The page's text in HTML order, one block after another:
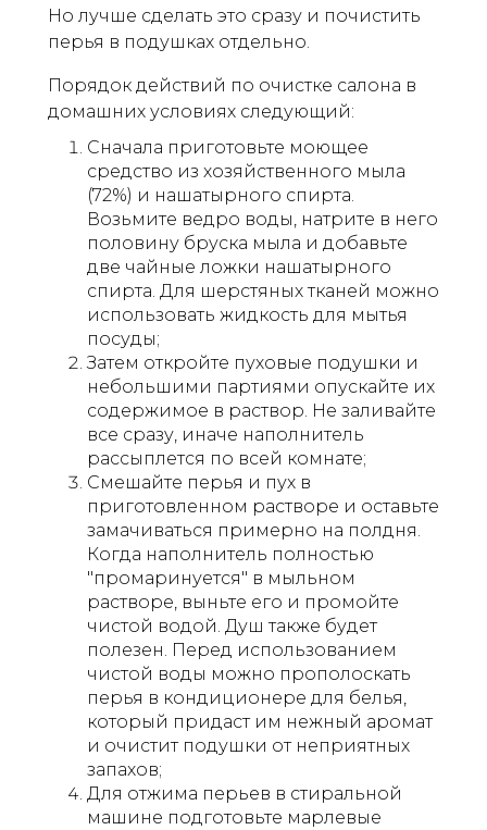
Но лучше сделать это сразу и почистить
перья в подушках отдельно.
Порядок действий по очистке салона в
домашних условиях следующий:
Сначала приготовьте моющее
средство из хозяйственного мыла
(72%) и нашатырного спирта.
Возьмите ведро воды, натрите в него
половину бруска мыла и добавьте
две чайные ложки нашатырного
спирта. Для шерстяных тканей можно
использовать жидкость для мытья
посуды;
Затем откройте пуховые подушки и
небольшими партиями опускайте их
содержимое в раствор. Не заливайте
все сразу, иначе наполнитель
рассыплется по всей комнате;
Смешайте перья и пух в
приготовленном растворе и оставьте
замачиваться примерно на полдня.
Когда наполнитель полностью
"промаринуется" в мыльном
растворе, выньте его и промойте
чистой водой. Душ также будет
полезен. Перед использованием
чистой воды можно прополоскать
перья в кондиционере для белья,
который придаст им нежный аромат
и очистит подушки от неприятных
запахов;
Для отжима перьев в стиральной
машине подготовьте марлевые